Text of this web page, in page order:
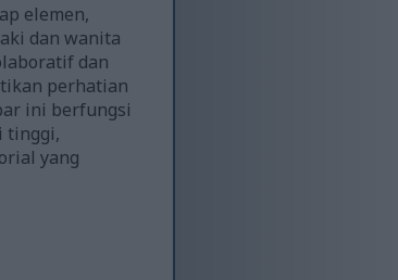
elemen,
dan wanita
dan
perhatian
ini berfungsi
tinggi,
yang